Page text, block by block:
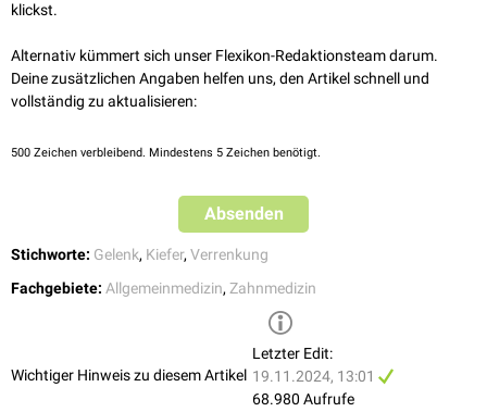
Alternativ kann man zur
obliquaaufgelegt. Dadurch wird das Risiko vonBissverletzungenfür den
Behandelnden reduziert.
Erfolgsquote und die Schmerzen bei der Reposition der Methode nach
klickst.
Alternativ kümmert sich unser Flexikon-Redaktionsteam darum.
Deine zusätzlichen Angaben helfen uns, den Artikel schnell und
vollständig zu aktualisieren:
500 Zeichen verbleibend. Mindestens 5 Zeichen benötigt.
Absenden
Stichworte: Gelenk, Kiefer, Verrenkung
Fachgebiete: Allgemeinmedizin, Zahnmedizin
Wichtiger Hinweis zu diesem Artikel
Letzter Edit:
19.11.2024, 13:01
68.980 Aufrufe